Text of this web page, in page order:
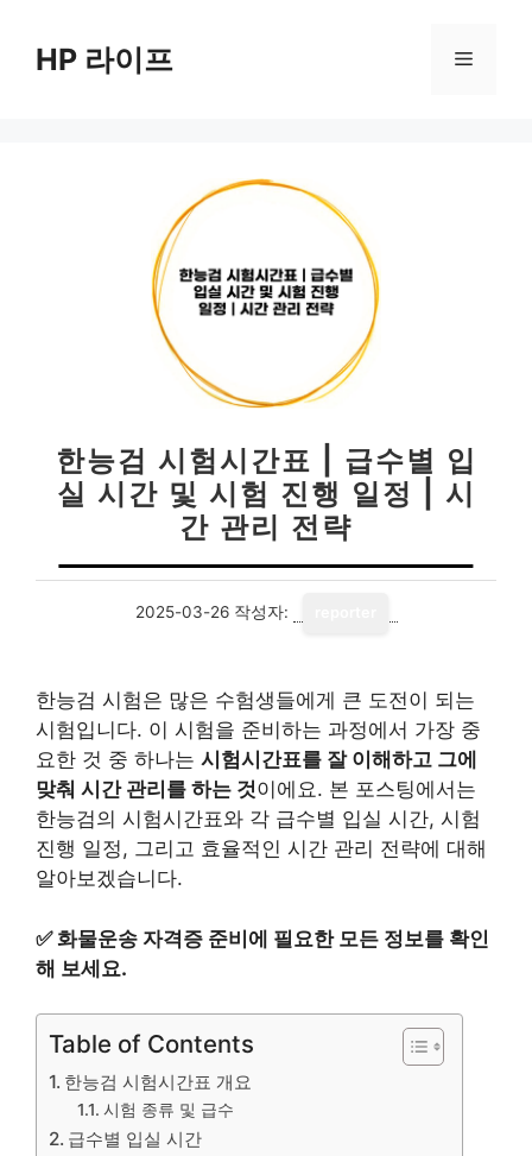
HP 라이프 메
한능검 시험시간표 | 급수별 입
실 시간 및 시험 진행 일정 | 시
간 관리 전략
2025-03-26 작성자:
한능검 시험은 많은 수험생들에게 큰 도전이 되는
시험입니다. 이 시험을 준비하는 과정에서 가장 중
요한 것 중 하나는 시험시간표를 잘 이해하고 그에
맞춰 시간 관리를 하는 것이에요. 본 포스팅에서는
한능검의 시험시간표와 각 급수별 입실 시간, 시험
진행 일정, 그리고 효율적인 시간 관리 전략에 대해
알아보겠습니다.
✅화물운송 자격증 준비에 필요한 모든 정보를 확인
해 보세요.
Table of Contents
한능검 시험시간표 개요
시험 종류 및 급수
급수별 입실 시간